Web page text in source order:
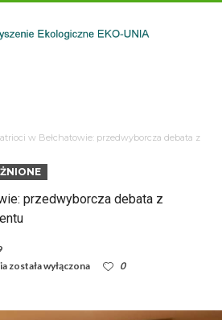
w Bełchatowie: przedwyborcza debata z
przedwyborcza debata z
Ekopatrioci
została wyłączona 0